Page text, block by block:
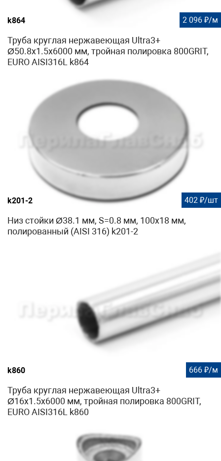
k864 2 096 ₽/м
Труба круглая нержавеющая Ultra3+
Ø50.8х1.5х6000 мм, тройная полировка 800GRIT,
EURO AISI316L k864
k201-2 402 ₽/шт
Низ стойки Ø38.1 мм, S=0.8 мм, 100х18 мм,
полированный (AISI 316) k201-2
k860 666 ₽/м
Труба круглая нержавеющая Ultra3+
Ø16х1.5х6000 мм, тройная полировка 800GRIT,
EURO AISI316L k860